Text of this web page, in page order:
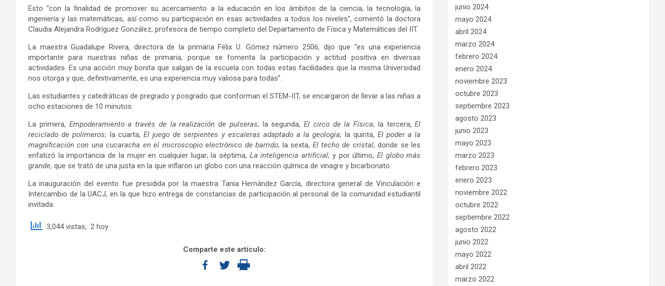
Esto “con la finalidad de promover su acercamiento a la educación en los ámbitos de la ciencia, la tecnología, la
ingeniería y las matemáticas, así como su participación en esas actividades a todos los niveles”, comentó la doctora
Claudia Alejandra Rodríguez González, profesora de tiempo completo del Departamento de Física y Matemáticas del IIT.
La maestra Guadalupe Rivera, directora de la primaria Félix U. Gómez número 2506, dijo que “es una experiencia
importante para nuestras niñas de primaria, porque se fomenta la participación y actitud positiva en diversas
actividades. Es una acción muy bonita que salgan de la escuela con todas estas facilidades que la misma Universidad
nos otorga y que, definitivamente, es una experiencia muy valiosa para todas”.
Las estudiantes y catedráticas de pregrado y posgrado que conforman el STEM-IIT, se encargaron de llevar a las niñas a
ocho estaciones de 10 minutos.
La primera, Empoderamiento a través de la realización de pulseras; la segunda,El circo de la Física; la tercera,El
reciclado de polímeros; la cuarta, El juego de serpientes y escaleras adaptado a la geología; la quinta, El poder a la
magnificación con una cucaracha en el microscopio electrónico de barrido; la sexta, El techo de cristal, donde se les
enfatizó la importancia de la mujer en cualquier lugar; la séptima, La inteligencia artificial; y por último, El globo más
grande, que se trató de una justa en la que inflaron un globo con una reacción química de vinagre y bicarbonato.
La inauguración del evento fue presidida por la maestra Tania Hernández García, directora general de Vinculación e
Intercambio de la UACJ, en la que hizo entrega de constancias de participación al personal de la comunidad estudiantil
invitada.
3,044 vistas, 2 hoy
Comparte este artículo:
junio 2024
mayo 2024
abril 2024
marzo 2024
febrero 2024
enero 2024
noviembre 2023
octubre 2023
septiembre 2023
agosto 2023
junio 2023
mayo 2023
marzo 2023
febrero 2023
enero 2023
noviembre 2022
octubre 2022
septiembre 2022
agosto 2022
junio 2022
mayo 2022
abril 2022
marzo 2022